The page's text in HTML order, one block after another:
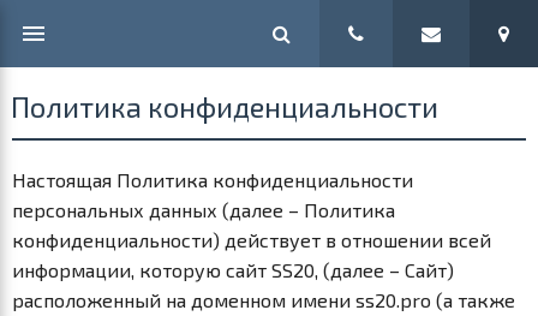
Политика конфиденциальности
Настоящая Политика конфиденциальности
персональных данных (далее – Политика
конфиденциальности) действует в отношении всей
информации, которую сайт SS20, (далее – Сайт)
расположенный на доменном имени ss20.pro (а также